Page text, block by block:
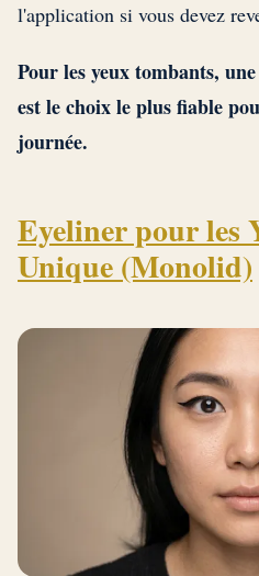
l'application si vous devez
Pour les yeux tombants,
est le choix le plus fiable
journée.
Eyeliner pour les
Unique (Monolid)